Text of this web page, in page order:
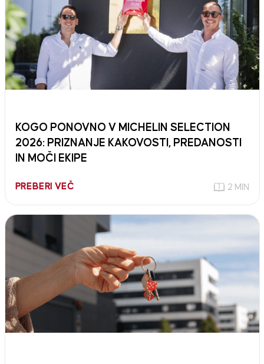
KOGO PONOVNO V MICHELIN SELECTION
2026: PRIZNANJE KAKOVOSTI, PREDANOSTI
IN MOČI EKIPE
PREBERI VEČ 2 MIN